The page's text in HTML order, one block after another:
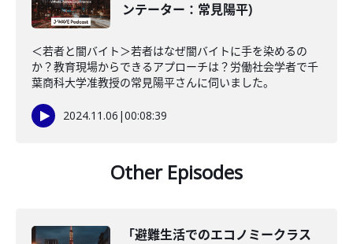
ンテーター：常見陽平)
＜若者と闇バイト＞若者はなぜ闇バイトに手を染めるの
か？教育現場からできるアプローチは？労働社会学者で千
葉商科大学准教授の常見陽平さんに伺いました。
2024.11.06 |00:08:39
Other Episodes
「避難生活でのエコノミークラス